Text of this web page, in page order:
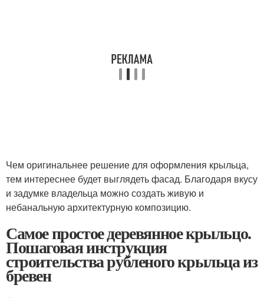
Чем оригинальнее решение для оформления крыльца,
тем интереснее будет выглядеть фасад. Благодаря вкусу
и задумке владельца можно создать живую и
небанальную архитектурную композицию.
Самое простое деревянное крыльцо.
Пошаговая инструкция
строительства рубленого крыльца из
бревен